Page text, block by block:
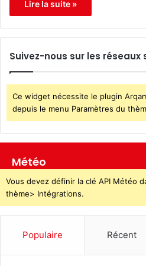
Lire la suite »
Suivez-nous sur les réseaux
Ce widget nécessite le plugin
depuis le menu Paramètres du
Météo
Vous devez définir la clé API Météo
thème> Intégrations.
Populaire Récent